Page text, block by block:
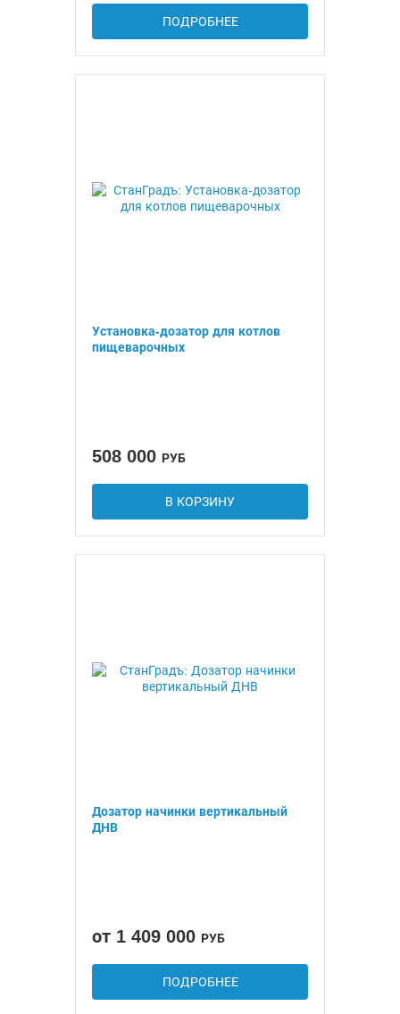
ПОДРОБНЕЕ
Установка-дозатор для котлов
пищеварочных
508 000 РУБ
В КОРЗИНУ
Дозатор начинки вертикальный
ДНВ
от 1 409 000 РУБ
ПОДРОБНЕЕ